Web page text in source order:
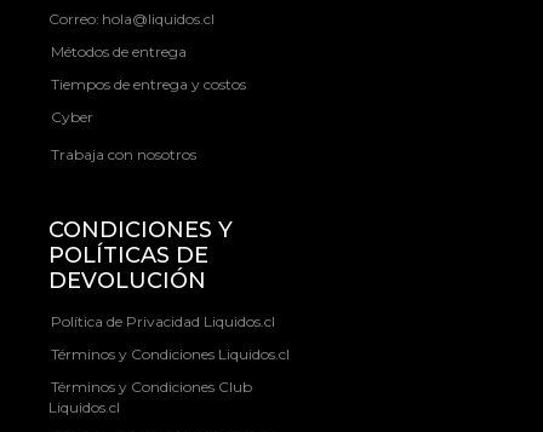
Correo: hola@liquidos.cl
Métodos de entrega
Tiempos de entrega y costos
Cyber
Trabaja con nosotros
CONDICIONES Y
POLÍTICAS DE
DEVOLUCIÓN
Política de Privacidad Liquidos.cl
Términos y Condiciones Liquidos.cl
Términos y Condiciones Club
Liquidos.cl